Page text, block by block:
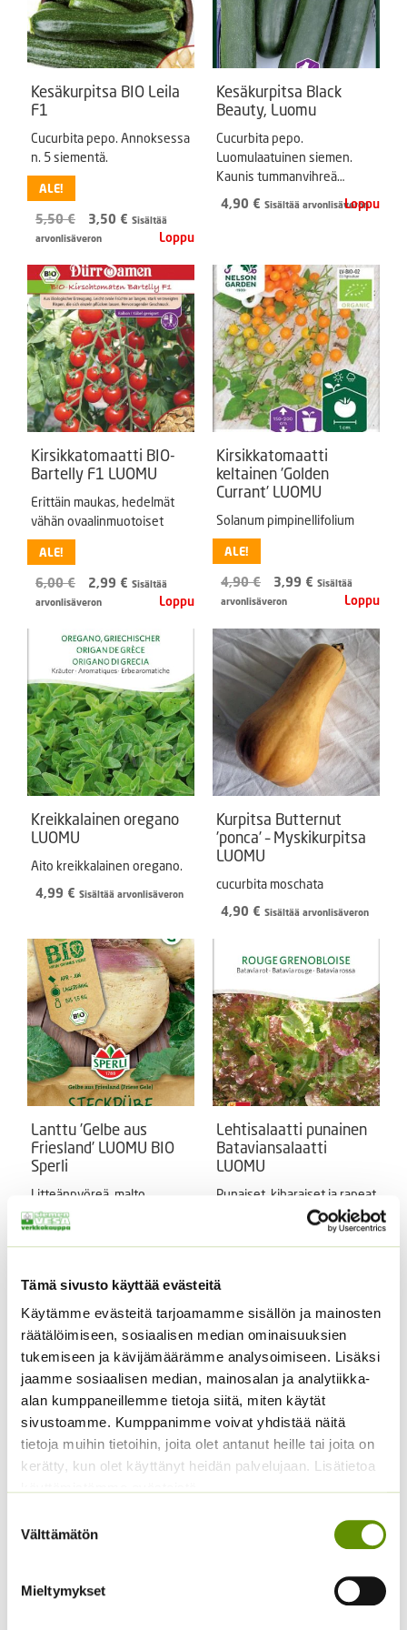
Tämä sivusto käyttää evästeitä
Käytämme evästeitä tarjoamamme sisällön ja mainosten
räätälöimiseen, sosiaalisen median ominaisuuksien
tukemiseen ja kävijämäärämme analysoimiseen. Lisäksi
jaamme sosiaalisen median, mainosalan ja analytiikka-
alan kumppaneillemme tietoja siitä, miten käytät
sivustoamme. Kumppanimme voivat yhdistää näitä
tietoja muihin tietoihin, joita olet antanut heille tai joita on
kerätty, kun olet käyttänyt heidän palvelujaan. Lisätietoa
valinta
Välttämätön
Mieltymykset
Kesäkurpitsa BIO Leila
F1
Cucurbita pepo. Annoksessa
n. 5 siementä.
ALE!
5,50€
Alkuperäinen
hinta
5,50 €.
3,50 € Nykyinen
3,50 €.
Sisältää
arvonlisäveron
Kesäkurpitsa Black
Beauty, Luomu
Cucurbita pepo.
Luomulaatuinen siemen.
Kaunis tummanvihreä
kesäkurpitsa, joka tuottaa
runsaan sadon. Käytetään
4,90 € Sisältää arvonlisäveron
Kirsikkatomaatti BIO-
Bartelly F1 LUOMU
Erittäin maukas, hedelmät
vähän ovaalinmuotoiset
ALE!
6,00€
Alkuperäinen
hinta
6,00 €.
2,99 € Nykyinen
2,99 €.
Sisältää
arvonlisäveron
Kirsikkatomaatti
keltainen ’Golden
Currant’ LUOMU
Solanum pimpinellifolium
ALE!
4,90€
Alkuperäinen
hinta
4,90 €.
3,99 € Nykyinen
3,99 €.
Sisältää
arvonlisäveron
Kreikkalainen oregano
LUOMU
Aito kreikkalainen oregano.
4,99 € Sisältää arvonlisäveron
Kurpitsa Butternut
’ponca’ – Myskikurpitsa
LUOMU
cucurbita moschata
4,90 € Sisältää arvonlisäveron
Lanttu ’Gelbe aus
Friesland’ LUOMU BIO
Sperli
Litteänpyöreä, malto
vaaleankeltainen.
ALE!
hinta
oli:
hinta
on:
4,90 €.
Lehtisalaatti punainen
Bataviansalaatti
LUOMU
Punaiset, kiharaiset ja rapeat
Lipstikka (luomu, noin
Levisticum officinale
3,75
€